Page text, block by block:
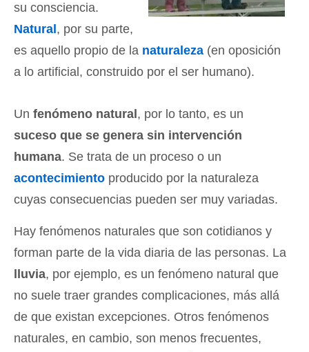
su consciencia.
Natural , por su parte,
es aquello propio de la naturaleza (en oposición
a lo artificial, construido por el ser humano).
Un fenómeno natural , por lo tanto, es un
suceso que se genera sin intervención
humana. Se trata de un proceso o un
acontecimiento producido por la naturaleza
cuyas consecuencias pueden ser muy variadas.
Hay fenómenos naturales que son cotidianos y
forman parte de la vida diaria de las personas. La
lluvia, por ejemplo, es un fenómeno natural que
no suele traer grandes complicaciones, más allá
de que existan excepciones. Otros fenómenos
naturales, en cambio, son menos frecuentes,